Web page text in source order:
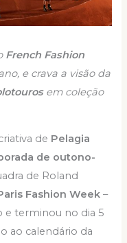
French Fashion
e crava a visão da
em coleção
de Pelagia
de outono-
de Roland
Fashion Week –
e terminou no dia 5
ao calendário da